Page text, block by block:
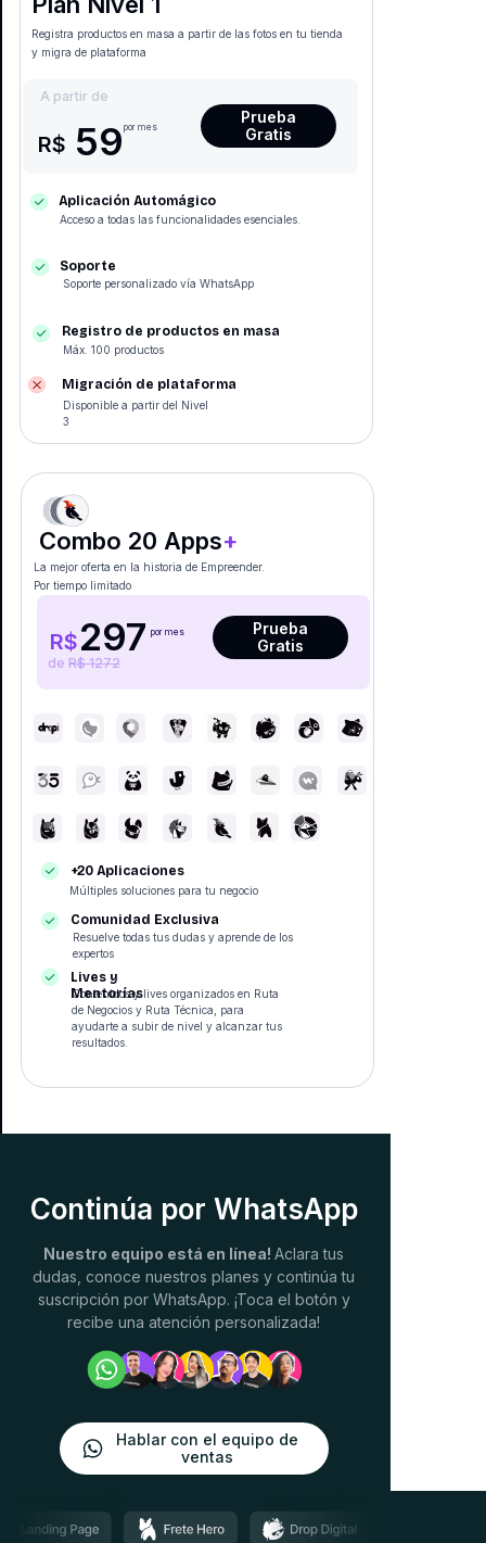
Registra productos en masa a partir de las fotos en tu tienda
y migra de plataforma
A partir de
Prueba
Gratis
Acceso a todas las funcionalidades esenciales.
Aplicación Automágico
R$
por mes
59
Soporte
Soporte personalizado vía WhatsApp
Registro de productos en masa
Máx. 100 productos
Combo 20 Apps+
La mejor oferta en la historia de Empreender.
Por tiempo limitado
deR$ 1272
Prueba
Gratis
Múltiples soluciones para tu negocio
+20 Aplicaciones
Resuelve todas tus dudas y aprende de los
expertos
Comunidad Exclusiva
Contenidos y lives organizados en Ruta
de Negocios y Ruta Técnica, para
ayudarte a subir de nivel y alcanzar tus
resultados.
Lives y
Mentorías
R$297 por mes
Migración de plataforma
Disponible a partir del Nivel
3
Continúa por WhatsApp
Nuestro equipo está en línea!Aclara tus
dudas, conoce nuestros planes y continúa tu
suscripción por WhatsApp. ¡Toca el botón y
recibe una atención personalizada!
Hablar con el equipo de
ventas